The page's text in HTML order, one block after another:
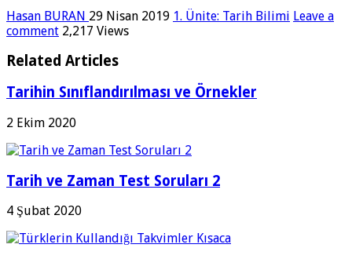
Hasan BURAN 29 Nisan 2019 1. Ünite: Tarih Bilimi Leave a
comment 2,217 Views
Related Articles
Tarihin Sınıflandırılması ve Örnekler
2 Ekim 2020
Tarih ve Zaman Test Soruları 2
4 Şubat 2020